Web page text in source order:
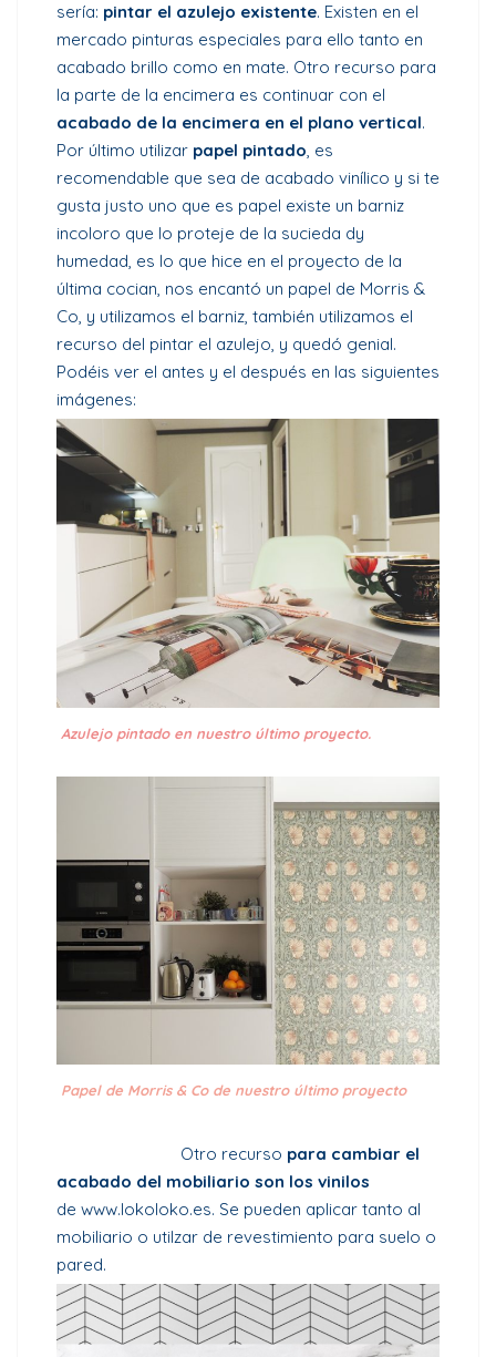
sería: pintar el azulejo existente. Existen en el
mercado pinturas especiales para ello tanto en
acabado brillo como en mate. Otro recurso para
la parte de la encimera es continuar con el
acabado de la encimera en el plano vertical.
Por último utilizar papel pintado, es
recomendable que sea de acabado vinílico y si te
gusta justo uno que es papel existe un barniz
incoloro que lo proteje de la sucieda dy
humedad, es lo que hice en el proyecto de la
última cocian, nos encantó un papel de Morris &
Co, y utilizamos el barniz, también utilizamos el
recurso del pintar el azulejo, y quedó genial.
Podéis ver el antes y el después en las siguientes
imágenes:
Azulejo pintado en nuestro último proyecto.
Papel de Morris & Co de nuestro último proyecto
Otro recurso para cambiar el
acabado del mobiliario son los vinilos
de www.lokoloko.es. Se pueden aplicar tanto al
mobiliario o utilzar de revestimiento para suelo o
pared.